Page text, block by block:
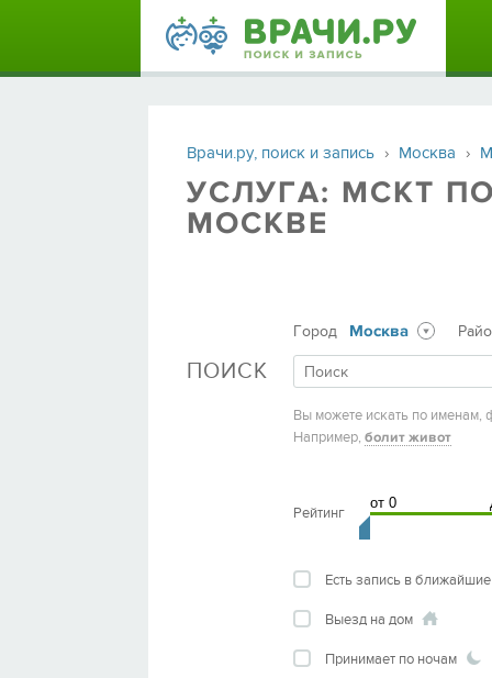
Врачи.ру, поиск и запись › Москва ›
УСЛУГА: МСКТ
МОСКВЕ
Город Москва
ПОИСК
Вы можете искать по именам,
Например, болит живот
Рейтинг
Есть запись в
Выезд на дом
Принимает по ночам